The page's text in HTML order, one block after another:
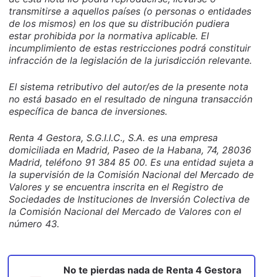
transmitirse a aquellos países (o personas o entidades
de los mismos) en los que su distribución pudiera
estar prohibida por la normativa aplicable. El
incumplimiento de estas restricciones podrá constituir
infracción de la legislación de la jurisdicción relevante.
El sistema retributivo del autor/es de la presente nota
no está basado en el resultado de ninguna transacción
específica de banca de inversiones.
Renta 4 Gestora, S.G.I.I.C., S.A. es una empresa
domiciliada en Madrid, Paseo de la Habana, 74, 28036
Madrid, teléfono 91 384 85 00. Es una entidad sujeta a
la supervisión de la Comisión Nacional del Mercado de
Valores y se encuentra inscrita en el Registro de
Sociedades de Instituciones de Inversión Colectiva de
la Comisión Nacional del Mercado de Valores con el
número 43.
No te pierdas nada de Renta 4 Gestora